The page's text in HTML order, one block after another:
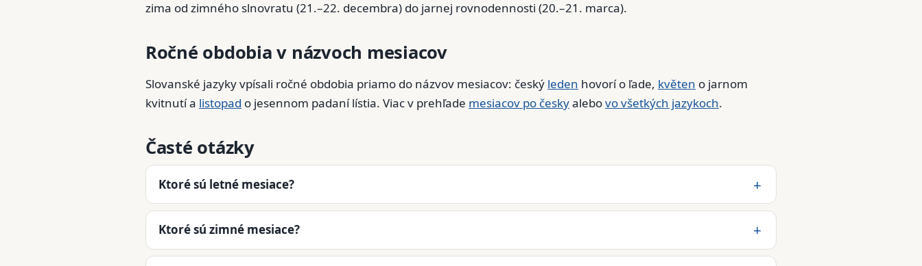
zima od zimného slnovratu (21.–22. decembra) do jarnej rovnodennosti (20.–21. marca).
Ročné obdobia v názvoch mesiacov
Slovanské jazyky vpísali ročné obdobia priamo do názvov mesiacov: český leden hovorí o ľade, květen o jarnom
kvitnutí a listopad o jesennom padaní lístia. Viac v prehľade mesiacov po českyalebovo všetkých jazykoch.
Časté otázky
Ktoré sú letné mesiace?
Ktoré sú zimné mesiace?